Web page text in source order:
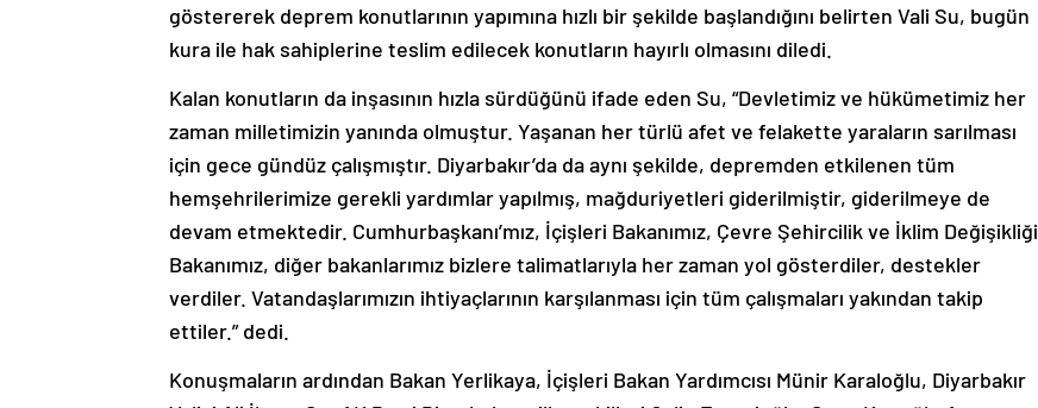
göstererek deprem konutlarının yapımına hızlı bir şekilde başlandığını belirten Vali Su, bugün
kura ile hak sahiplerine teslim edilecek konutların hayırlı olmasını diledi.
Kalan konutların da inşasının hızla sürdüğünü ifade eden Su, “Devletimiz ve hükümetimiz her
zaman milletimizin yanında olmuştur. Yaşanan her türlü afet ve felakette yaraların sarılması
için gece gündüz çalışmıştır. Diyarbakır’da da aynı şekilde, depremden etkilenen tüm
hemşehrilerimize gerekli yardımlar yapılmış, mağduriyetleri giderilmiştir, giderilmeye de
devam etmektedir. Cumhurbaşkanı’mız, İçişleri Bakanımız, Çevre Şehircilik ve İklim Değişikliği
Bakanımız, diğer bakanlarımız bizlere talimatlarıyla her zaman yol gösterdiler, destekler
verdiler. Vatandaşlarımızın ihtiyaçlarının karşılanması için tüm çalışmaları yakından takip
ettiler.” dedi.
Konuşmaların ardından Bakan Yerlikaya, İçişleri Bakan Yardımcısı Münir Karaloğlu, Diyarbakır